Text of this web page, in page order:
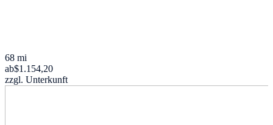
68 mi
ab$1.154,20
zzgl. Unterkunft